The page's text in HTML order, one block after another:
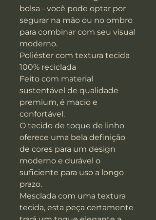
bolsa - você pode optar por
segurar na mão ou no ombro
para combinar com seu visual
moderno.
Poliéster com textura tecida
100% reciclada
Feito com material
sustentável de qualidade
premium, é macio e
confortável.
O tecido de toque de linho
oferece uma bela definição
de cores para um design
moderno e durável o
suficiente para uso a longo
prazo.
Mesclada com uma textura
tecida, esta peça certamente